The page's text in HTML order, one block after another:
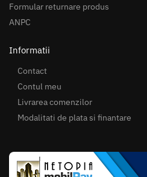
Formular returnare produs
ANPC
Informatii
Contact
Contul meu
Livrarea comenzilor
Modalitati de plata si finantare